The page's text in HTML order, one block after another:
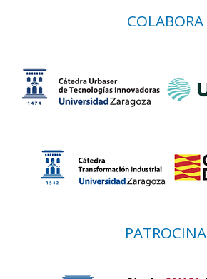
COLABORA
PATROCINA